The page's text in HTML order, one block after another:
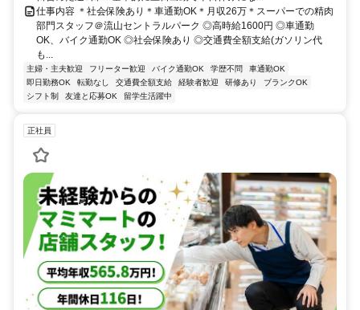
仕事内容 ＊社会保険あり＊車通勤OK＊月収26万＊スーパーでの精肉
部門スタッフ＠流山セントラルパーク ◎高時給1600円 ◎車通勤
OK、バイク通勤OK ◎社会保険あり ◎交通費全額支給(ガソリン代
も...
主婦・主夫歓迎 フリーター歓迎 バイク通勤OK 学歴不問
車通勤OK
即日勤務OK
転勤なし 交通費全額支給 経験者歓迎 研修あり
ブランクOK
シフト制
友達と応募OK 留学生活躍中
正社員